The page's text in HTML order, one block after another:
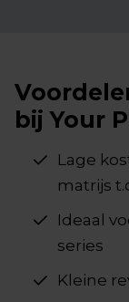
bij Your
Lage
matrijs
Ideaal
series
Kleine